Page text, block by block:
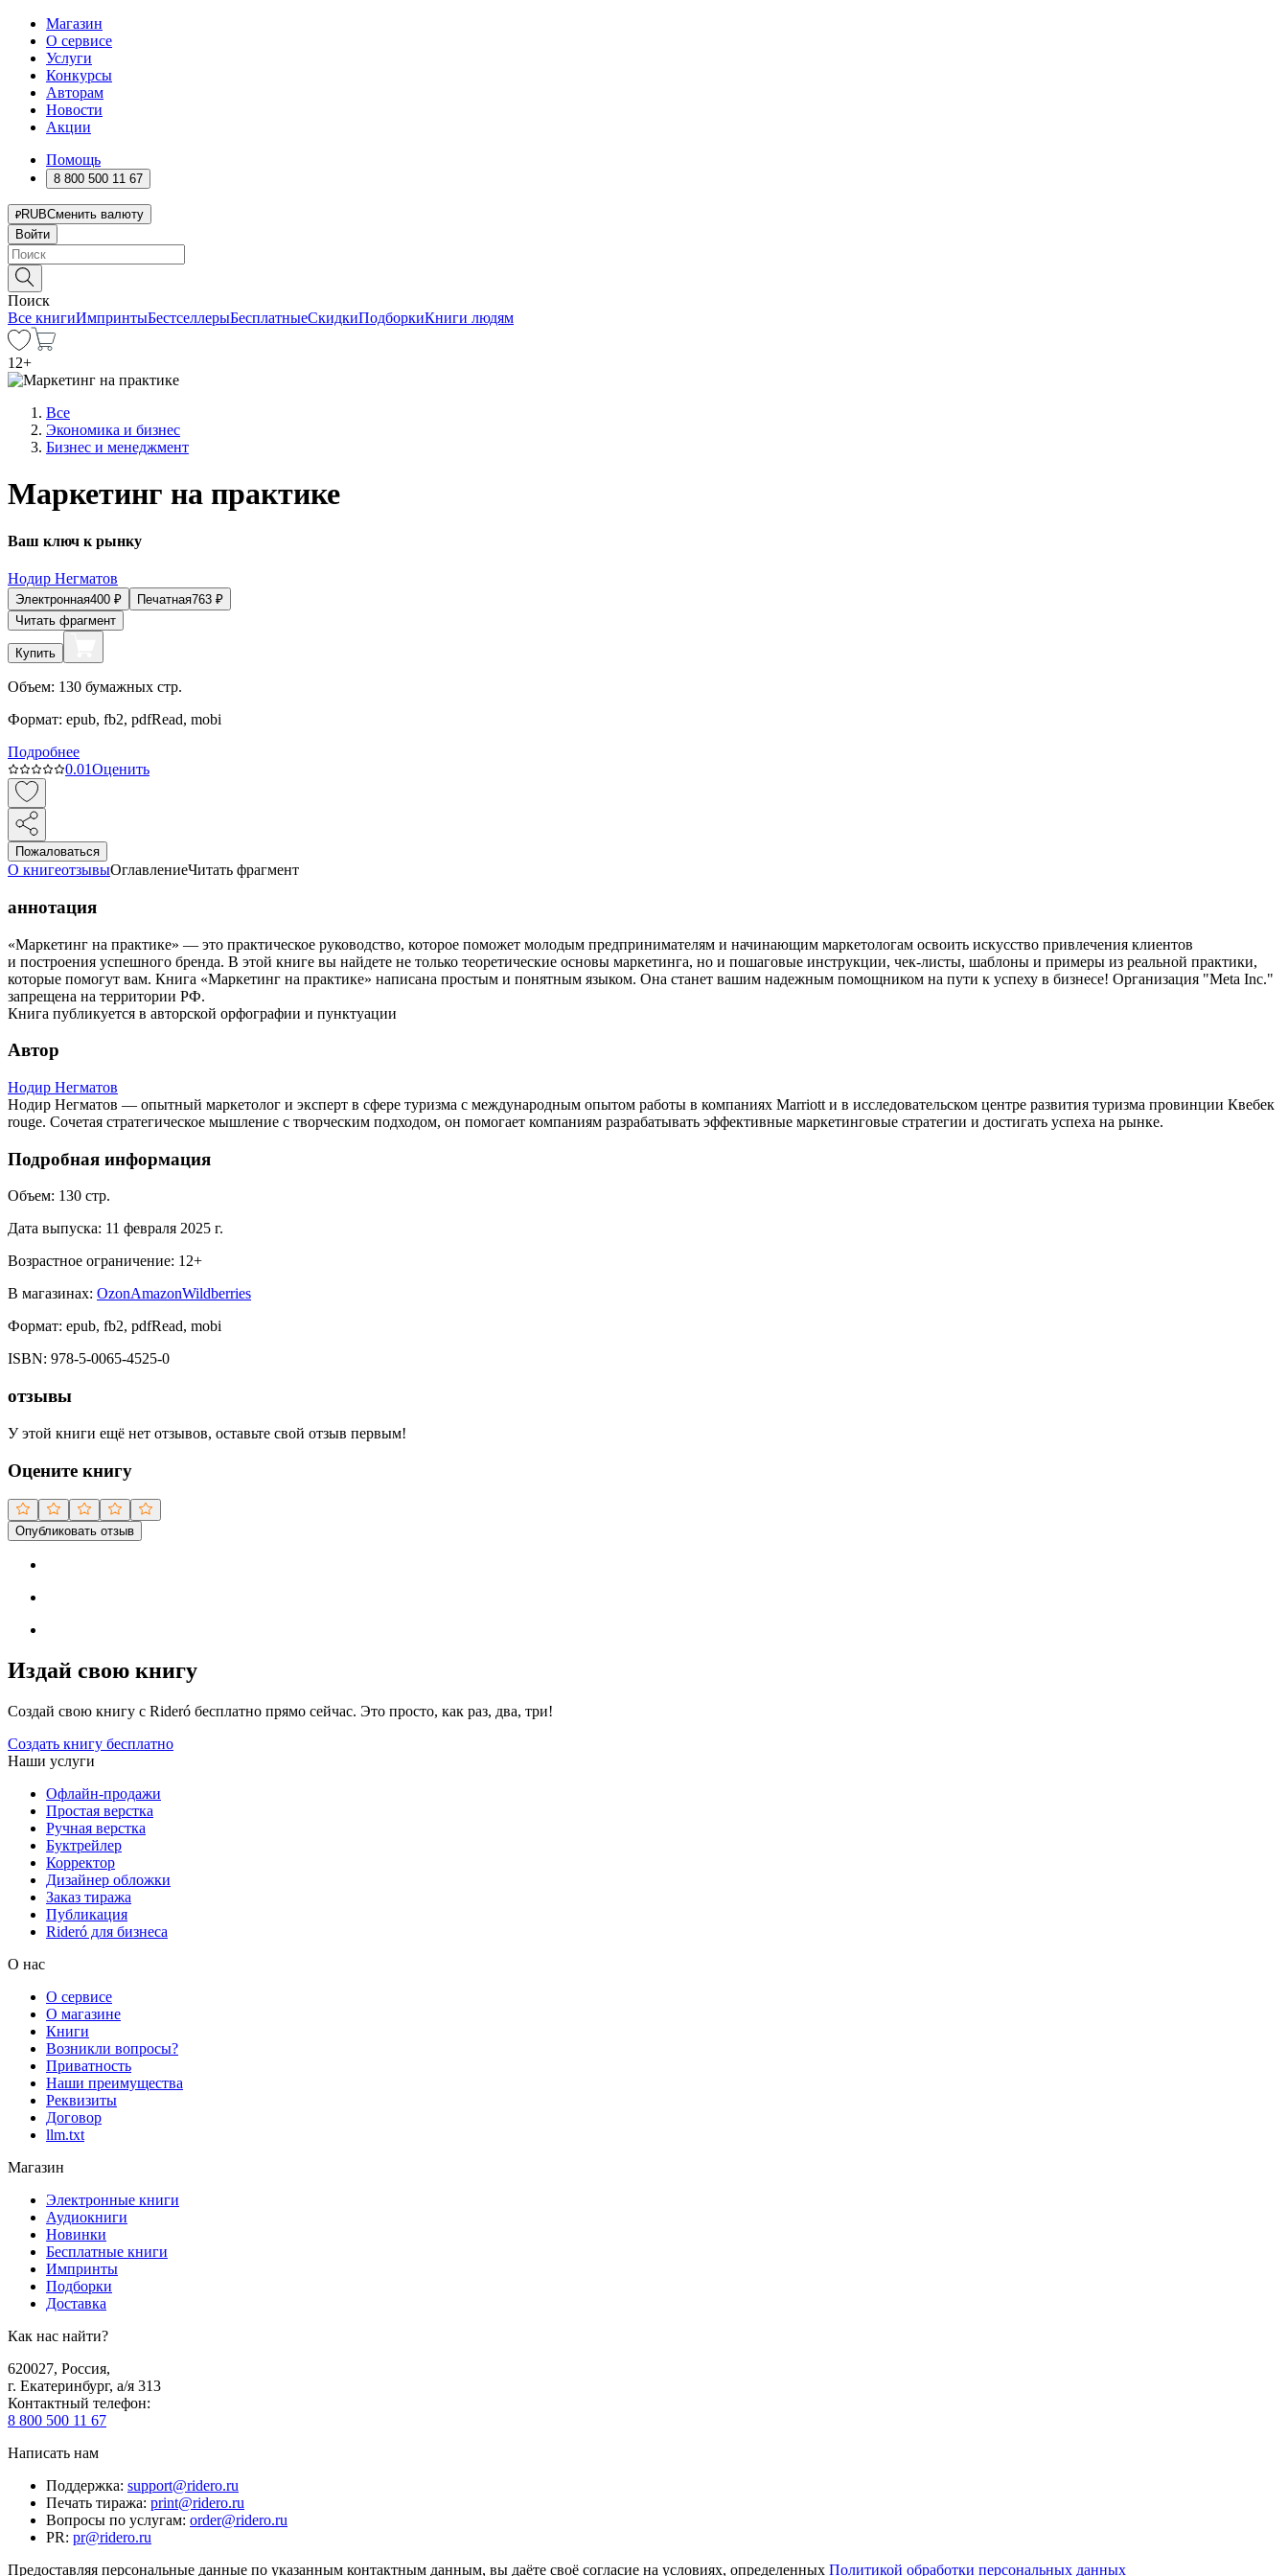
Магазин
О сервисе
Услуги
Конкурсы
Авторам
Новости
Акции
Помощь
8 800 500 11 67
RUBСменить валюту
Войти
Поиск
Все книгиИмпринтыБестселлерыБесплатныеСкидкиПодборкиКниги людям
12+
Все
Экономика и бизнес
Бизнес и менеджмент
Маркетинг на практике
Ваш ключ к рынку
Нодир Негматов
Электронная400 ₽ Печатная763 ₽
Читать фрагмент
Купить
Объем: 130 бумажных стр.
Формат: epub, fb2, pdfRead, mobi
Подробнее
0.01Оценить
Пожаловаться
О книгеотзывыОглавлениеЧитать фрагмент
аннотация
«Маркетинг на практике» — это практическое руководство, которое поможет молодым предпринимателям и начинающим маркетологам освоить искусство привлечения клиентов
и построения успешного бренда. В этой книге вы найдете не только теоретические основы маркетинга, но и пошаговые инструкции, чек-листы, шаблоны и примеры из реальной практики,
которые помогут вам. Книга «Маркетинг на практике» написана простым и понятным языком. Она станет вашим надежным помощником на пути к успеху в бизнесе! Организация "Meta Inc."
запрещена на территории РФ.
Книга публикуется в авторской орфографии и пунктуации
Автор
Нодир Негматов
Нодир Негматов — опытный маркетолог и эксперт в сфере туризма с международным опытом работы в компаниях Marriott и в исследовательском центре развития туризма провинции Квебек
rouge. Сочетая стратегическое мышление с творческим подходом, он помогает компаниям разрабатывать эффективные маркетинговые стратегии и достигать успеха на рынке.
Подробная информация
Объем: 130 стр.
Дата выпуска: 11 февраля 2025 г.
Возрастное ограничение: 12+
В магазинах: OzonAmazonWildberries
Формат: epub, fb2, pdfRead, mobi
ISBN: 978-5-0065-4525-0
отзывы
У этой книги ещё нет отзывов, оставьте свой отзыв первым!
Оцените книгу
Опубликовать отзыв
Издай свою книгу
Создай свою книгу с Rideró бесплатно прямо сейчас. Это просто, как раз, два, три!
Создать книгу бесплатно
Наши услуги
Офлайн-продажи
Простая верстка
Ручная верстка
Буктрейлер
Корректор
Дизайнер обложки
Заказ тиража
Публикация
Rideró для бизнеса
О нас
О сервисе
О магазине
Книги
Возникли вопросы?
Приватность
Наши преимущества
Реквизиты
Договор
llm.txt
Магазин
Электронные книги
Аудиокниги
Новинки
Бесплатные книги
Импринты
Подборки
Доставка
Как нас найти?
620027, Россия,
г. Екатеринбург, а/я 313
Контактный телефон:
8 800 500 11 67
Написать нам
Поддержка: support@ridero.ru
Печать тиража: print@ridero.ru
Вопросы по услугам: order@ridero.ru
PR: pr@ridero.ru
Предоставляя персональные данные по указанным контактным данным, вы даёте своё согласие на условиях, определенных Политикой обработки персональных данных